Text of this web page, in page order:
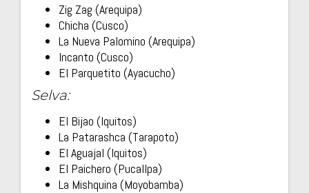
Zig Zag (Arequipa)
Chicha (Cusco)
La Nueva Palomino (Arequipa)
Incanto (Cusco)
El Parquetito (Ayacucho)
Selva:
El Bijao (Iquitos)
La Patarashca (Tarapoto)
El Aguajal (Iquitos)
El Paichero (Pucallpa)
La Mishquina (Moyobamba)